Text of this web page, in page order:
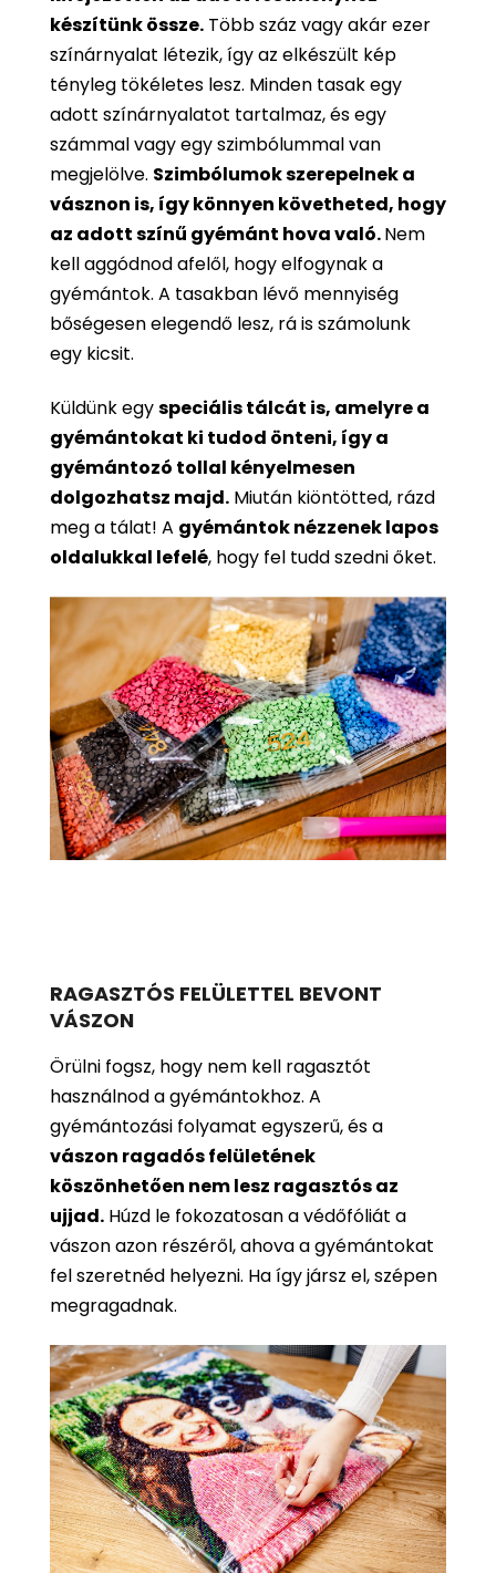
készítünk össze. Több száz vagy akár ezer
színárnyalat létezik, így az elkészült kép
tényleg tökéletes lesz. Minden tasak egy
adott színárnyalatot tartalmaz, és egy
számmal vagy egy szimbólummal van
megjelölve. Szimbólumok szerepelnek a
vásznon is, így könnyen követheted, hogy
az adott színű gyémánt hova való.Nem
kell aggódnod afelől, hogy elfogynak a
gyémántok. A tasakban lévő mennyiség
bőségesen elegendő lesz, rá is számolunk
egy kicsit.
Küldünk egyspeciális tálcát is, amelyre a
gyémántokat ki tudod önteni, így a
gyémántozó tollal kényelmesen
dolgozhatsz majd. Miután kiöntötted, rázd
meg a tálat! A gyémántok nézzenek lapos
oldalukkal lefelé, hogy fel tudd szedni őket.
RAGASZTÓS FELÜLETTEL BEVONT
VÁSZON
Örülni fogsz, hogy nem kell ragasztót
használnod a gyémántokhoz. A
gyémántozási folyamat egyszerű, és a
vászon ragadós felületének
köszönhetően nem lesz ragasztós az
ujjad. Húzd le fokozatosan a védőfóliát a
vászon azon részéről, ahova a gyémántokat
fel szeretnéd helyezni. Ha így jársz el, szépen
megragadnak.